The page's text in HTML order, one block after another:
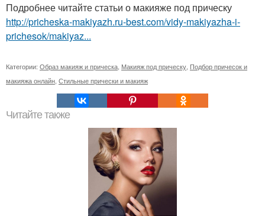
Подробнее читайте статьи о макияже под прическу
http://pricheska-makiyazh.ru-best.com/vidy-makiyazha-i-
prichesok/makiyaz...
Категории: Образ макияж и прическа, Макияж под прическу, Подбор причесок и
макияжа онлайн, Стильные прически и макияж
Читайте также